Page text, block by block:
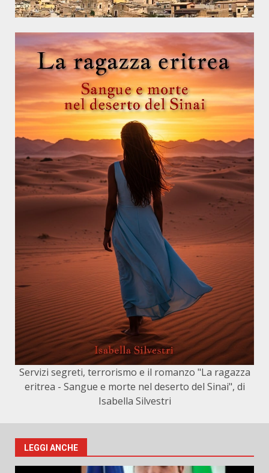
Servizi segreti, terrorismo e il romanzo "La ragazza
eritrea - Sangue e morte nel deserto del Sinai", di
Isabella Silvestri
LEGGI ANCHE